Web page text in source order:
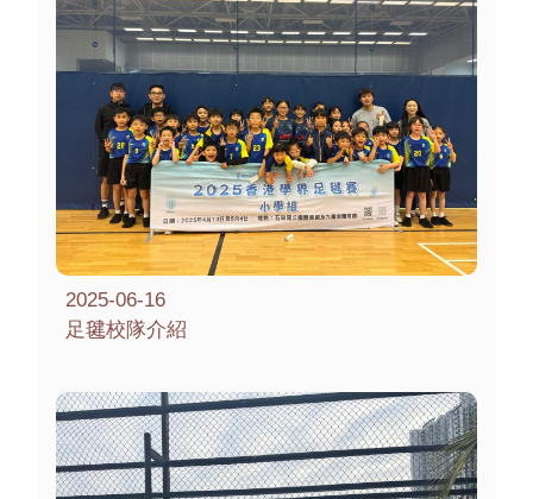
2025-06-16
足毽校隊介紹